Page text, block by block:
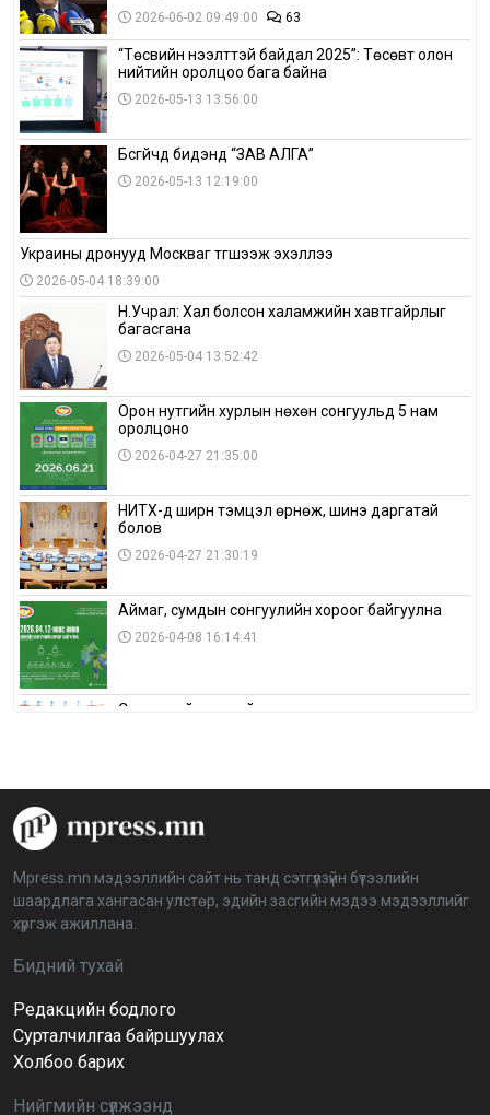
2026-06-02 09:49:00 63
“Төсвийн нээлттэй байдал 2025”: Төсөвт олон
нийтийн оролцоо бага байна
2026-05-13 13:56:00
Бүсгүйчүүд бидэнд “ЗАВ АЛГА”
2026-05-13 12:19:00
Украины дронууд Москваг түгшээж эхэллээ
2026-05-04 18:39:00
Н.Учрал: Хал болсон халамжийн хавтгайрлыг
багасгана
2026-05-04 13:52:42
Орон нутгийн хурлын нөхөн сонгуульд 5 нам
оролцоно
2026-04-27 21:35:00
НИТХ-д ширүүн тэмцэл өрнөж, шинэ даргатай
болов
2026-04-27 21:30:19
Аймаг, сумдын сонгуулийн хороог байгуулна
2026-04-08 16:14:41
Сонгуулийн хуулийн зөрчил, шалгах,
аймагт үргэлжилж байна
BTS-ийн тоглолтыг Netflix дэлхий даяар шууд
дамжуулна
Иргэдийн төлөөлөгчдийн хурлын 2026 оны
нөхөн сонгууль 6 дугаар сарын 21-нд болно
Д.Тэгшбаяр: НҮБ-ын тогтоол санаачилж,
Mpress.mn мэдээллийн сайт нь танд сэтгүүлзүйн бүтээлийн
шаардлага хангасан улстөр, эдийн засгийн мэдээ мэдээллийг
хүргэж ажиллана.
Бидний тухай
Редакцийн бодлого
Сурталчилгаа байршуулах
Холбоо барих
Нийгмийн сүлжээнд